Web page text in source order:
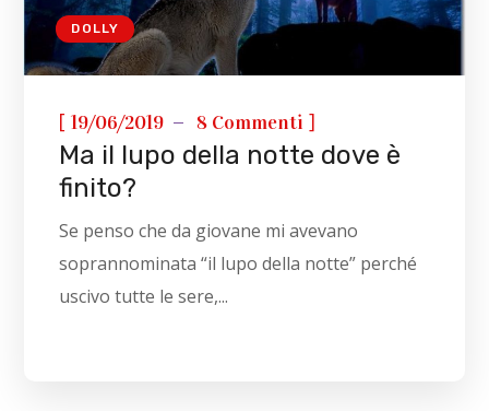
DOLLY
[19/06/2019 8 Commenti ]
Ma il lupo della notte dove è
finito?
Se penso che da giovane mi avevano
soprannominata “il lupo della notte” perché
uscivo tutte le sere,...